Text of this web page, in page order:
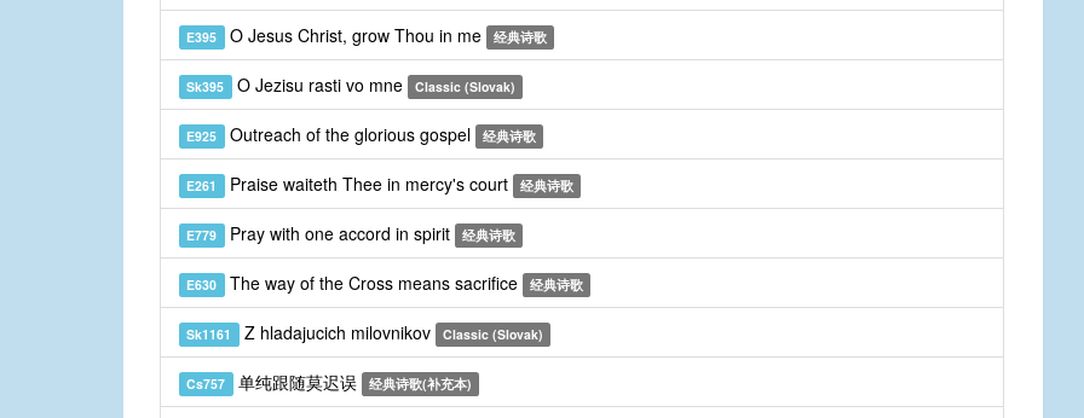
E395 O Jesus Christ, grow Thou in me 经典诗歌
Sk395 O Jezisu rasti vo mne Classic (Slovak)
E925 Outreach of the glorious gospel 经典诗歌
E261 Praise waiteth Thee in mercy's court 经典诗歌
E779 Pray with one accord in spirit 经典诗歌
E630 The way of the Cross means sacrifice 经典诗歌
Sk1161 Z hladajucich milovnikov Classic (Slovak)
Cs757 单纯跟随莫迟误 经典诗歌(补充本)